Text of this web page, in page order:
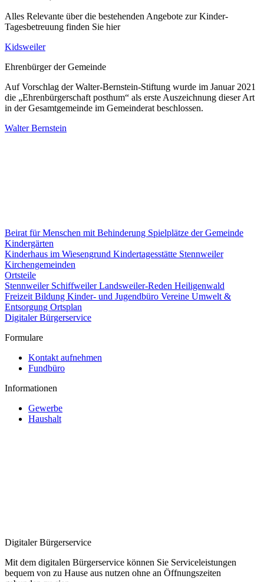
Alles Relevante über die bestehenden Angebote zur Kinder-
Tagesbetreuung finden Sie hier
Kidsweiler
Ehrenbürger der Gemeinde
Auf Vorschlag der Walter-Bernstein-Stiftung wurde im Januar 2021
die „Ehrenbürgerschaft posthum“ als erste Auszeichnung dieser Art
in der Gesamtgemeinde im Gemeinderat beschlossen.
Walter Bernstein
Beirat für Menschen mit Behinderung Spielplätze der Gemeinde
Kindergärten
Kinderhaus im Wiesengrund Kindertagesstätte Stennweiler
Kirchengemeinden
Ortsteile
Stennweiler SchiffweilerLandsweiler-Reden Heiligenwald
Freizeit Bildung Kinder- und Jugendbüro Vereine Umwelt &
Entsorgung Ortsplan
Digitaler Bürgerservice
Formulare
Kontakt aufnehmen
Fundbüro
Informationen
Gewerbe
Haushalt
Digitaler Bürgerservice
Mit dem digitalen Bürgerservice können Sie Serviceleistungen
bequem von zu Hause aus nutzen ohne an Öffnungszeiten